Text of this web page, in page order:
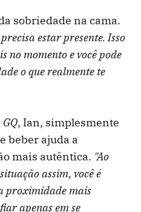
sobriedade na cama.
estar presente. Isso
no momento e você pode
o que realmente te
GQ, Ian, simplesmente
beber ajuda a
mais autêntica. "Ao
assim, você é
proximidade mais
apenas em se